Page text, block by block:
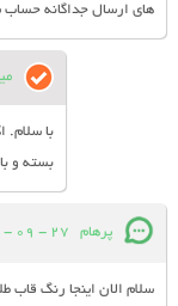
های ارسال جداگانه حساب
بسته و
پرهام 27 - 09 - 1396
سلام الان اینجا رنگ